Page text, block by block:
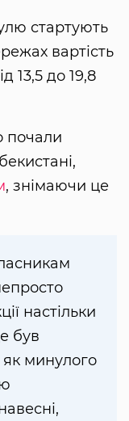
стартують
вартість
13,5 до 19,8
почали
, знімаючи це
настільки
був
як минулого